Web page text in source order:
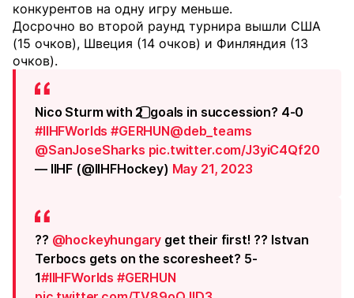
конкурентов на одну игру меньше.
Досрочно во второй раунд турнира вышли США
(15 очков), Швеция (14 очков) и Финляндия (13
очков).
Nico Sturm with 2️⃣ goals in succession? 4-0
#IIHFWorlds #GERHUN@deb_teams
@SanJoseSharks pic.twitter.com/J3yiC4Qf20
— IIHF (@IIHFHockey) May 21, 2023
?? @hockeyhungary get their first! ?? Istvan
Terbocs gets on the scoresheet? 5-
1#IIHFWorlds #GERHUN